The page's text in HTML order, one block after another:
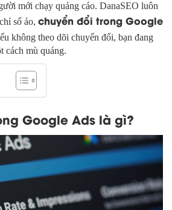
mới chạy quảng cáo. DanaSEO luôn
số ảo, chuyển đổi trong Google
không theo dõi chuyển đổi, bạn đang
cách mù quáng.
Google Ads là gì?